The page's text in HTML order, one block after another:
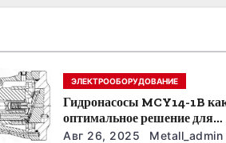
ЭЛЕКТРООБОРУДОВАНИЕ
Гидронасосы MCY14-1B
оптимальное решение для
модернизации гидросистем
Авг 26, 2025 Metall_admin